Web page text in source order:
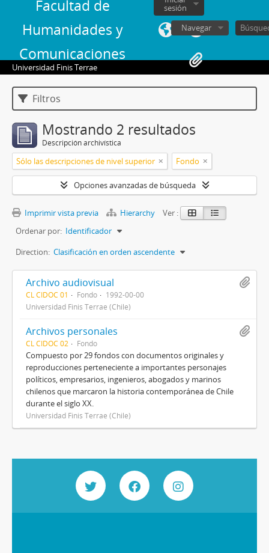
Facultad de
Humanidades y
Comunicaciones
sesión
Navegar
Universidad Finis Terrae
Filtros
Mostrando 2 resultados
Descripción archivística
Sólo las descripciones de nivel superior Fondo
Opciones avanzadas de búsqueda
Imprimir vista previa Hierarchy
Ver :
Ordenar por: Identificador
Direction: Clasificación en orden ascendente
Archivo audiovisual
CL CIDOC 01 Fondo
1992-00-00
Universidad Finis Terrae (Chile)
Archivos personales
CL CIDOC 02 Fondo
Compuesto por 29 fondos con documentos originales y
reproducciones perteneciente a importantes personajes
políticos, empresarios, ingenieros, abogados y marinos
chilenos que marcaron la historia contemporánea de Chile
durante el siglo XX.
Universidad Finis Terrae (Chile)